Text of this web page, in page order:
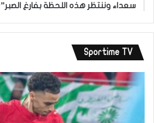
سعداء وننتظر هذه اللحظة بفارغ الصبر”
Sportime TV